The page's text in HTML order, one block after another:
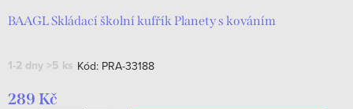
BAAGL Skládací školní kufřík Planety s kováním
1-2 dny >5 ks Kód: PRA-33188
289 Kč